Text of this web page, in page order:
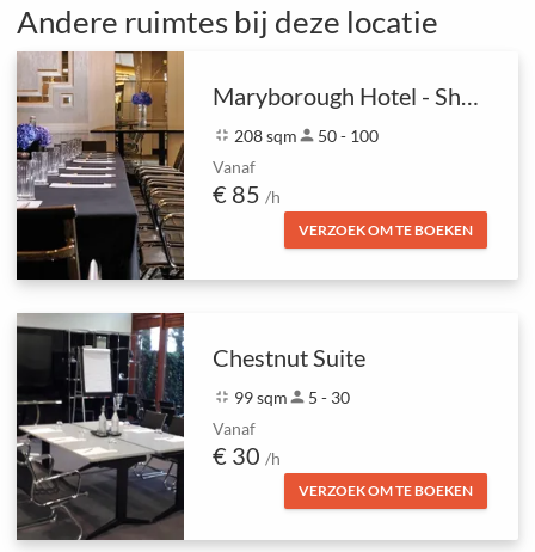
Andere ruimtes bij deze locatie
fullscreen_exit 208 sqmperson 50 - 100
Vanaf
€ 85 /h
VERZOEK OM TE BOEKEN
Chestnut Suite
fullscreen_exit 99 sqmperson 5 - 30
Vanaf
€ 30 /h
VERZOEK OM TE BOEKEN